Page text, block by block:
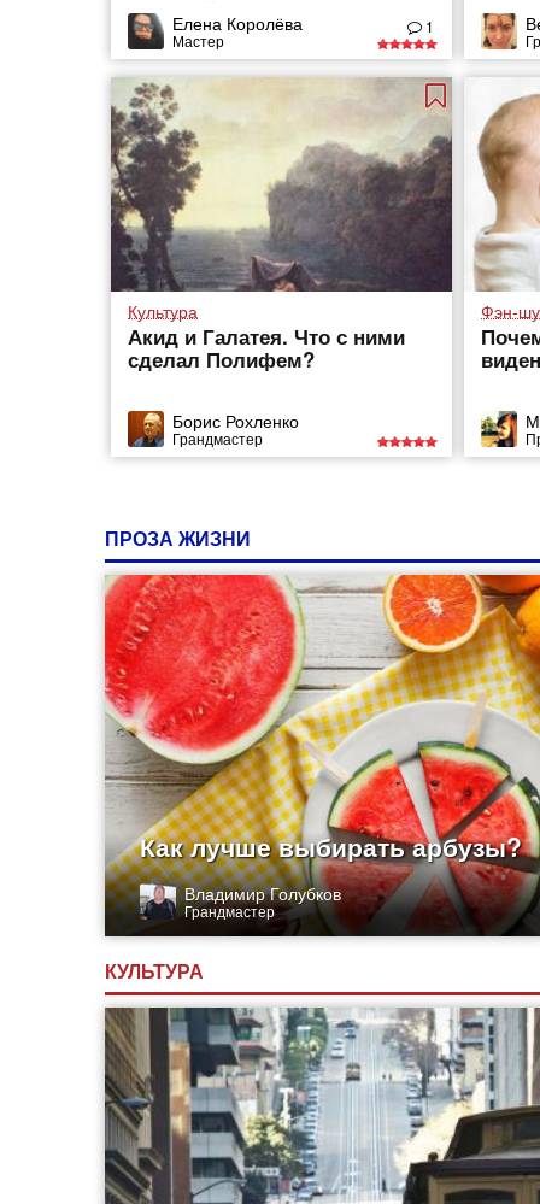
погрузилась в чтение.
Елена Королёва
Мастер
1
Культура
Акид и Галатея. Что с ними
сделал Полифем?
Борис Рохленко
Грандмастер
Фэн-
ПРОЗА ЖИЗНИ
Как лучше выбирать арбузы?
Владимир Голубков
Грандмастер
КУЛЬТУРА